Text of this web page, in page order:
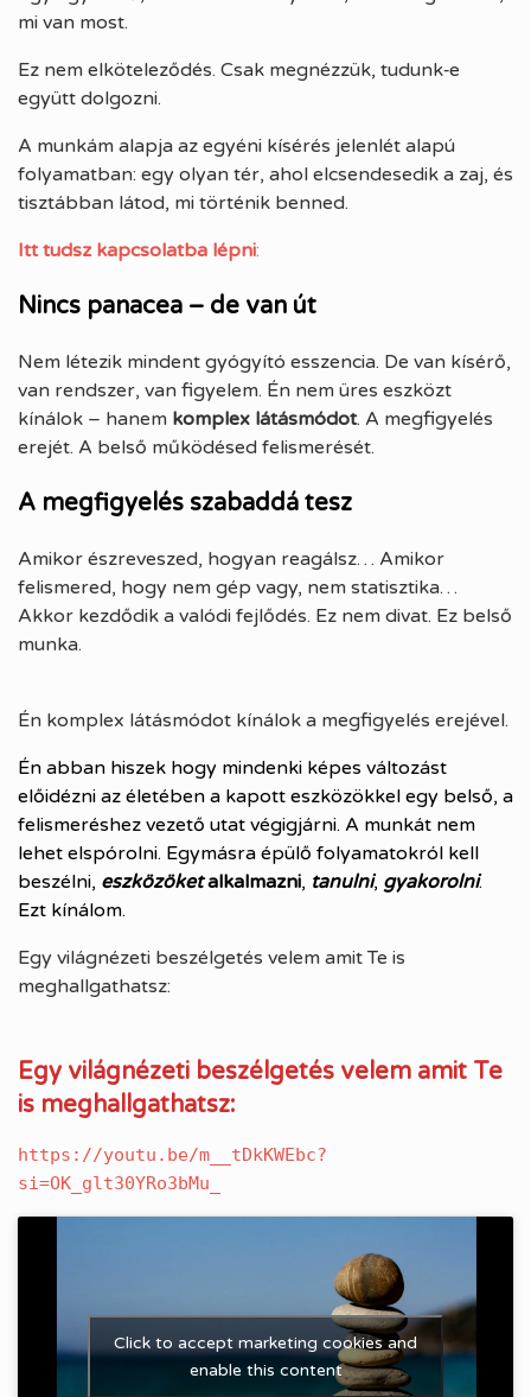
mi van most.
Ez nem elköteleződés. Csak megnézzük, tudunk‑e
együtt dolgozni.
A munkám alapja az egyéni kísérés jelenlét alapú
folyamatban: egy olyan tér, ahol elcsendesedik a zaj, és
tisztábban látod, mi történik benned.
Itt tudsz kapcsolatba lépni:
Nincs panacea – de van út
Nem létezik mindent gyógyító esszencia. De van kísérő,
van rendszer, van figyelem. Én nem üres eszközt
kínálok – hanem komplex látásmódot. A megfigyelés
erejét. A belső működésed felismerését.
A megfigyelés szabaddá tesz
Amikor észreveszed, hogyan reagálsz… Amikor
felismered, hogy nem gép vagy, nem statisztika…
Akkor kezdődik a valódi fejlődés. Ez nem divat. Ez belső
munka.
Én komplex látásmódot kínálok a megfigyelés erejével.
Én abban hiszek hogy mindenki képes változást
előidézni az életében a kapott eszközökkel egy belső, a
felismeréshez vezető utat végigjárni. A munkát nem
lehet elspórolni. Egymásra épülő folyamatokról kell
beszélni, eszközöket alkalmazni, tanulni, gyakorolni.
Ezt kínálom.
Egy világnézeti beszélgetés velem amit Te is
meghallgathatsz:
Egy világnézeti beszélgetés velem amit Te
is meghallgathatsz:
https://youtu.be/m__tDkKWEbc?
si=OK_glt30YRo3bMu_
Click to accept marketing cookies and
enable this content